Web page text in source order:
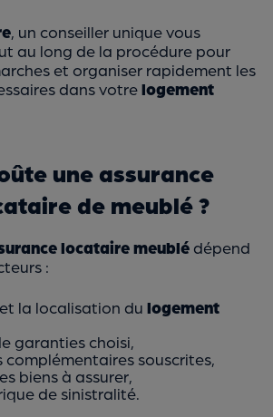
, un conseiller unique vous
au long de la procédure pour
et organiser rapidement les
dans votrelogement
une assurance
de meublé ?
locataire meublé dépend
:
la localisation du logement
garanties choisi,
complémentaires souscrites,
biens à assurer,
de sinistralité.